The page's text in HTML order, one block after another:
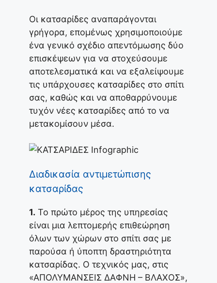
Οι κατσαρίδες αναπαράγονται
γρήγορα, επομένως χρησιμοποιούμε
ένα γενικό σχέδιο απεντόμωσης δύο
επισκέψεων για να στοχεύσουμε
αποτελεσματικά και να εξαλείψουμε
τις υπάρχουσες κατσαρίδες στο σπίτι
σας, καθώς και να αποθαρρύνουμε
τυχόν νέες κατσαρίδες από το να
μετακομίσουν μέσα.
Διαδικασία αντιμετώπισης
κατσαρίδας
1. Το πρώτο μέρος της υπηρεσίας
είναι μια λεπτομερής επιθεώρηση
όλων των χώρων στο σπίτι σας με
παρούσα ή ύποπτη δραστηριότητα
κατσαρίδας. Ο τεχνικός μας, στις
«ΑΠΟΛΥΜΑΝΣΕΙΣ ΔΑΦΝΗ – ΒΛΑΧΟΣ»,